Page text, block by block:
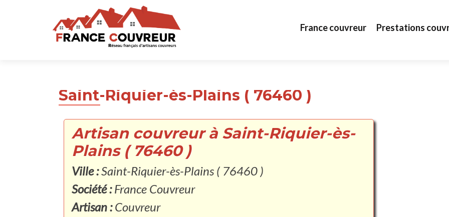
France couvreur Prestations
Saint-Riquier-ès-Plains ( 76460 )
Artisan couvreur à Saint-Riquier-ès-
Plains ( 76460 )
Ville :Saint-Riquier-ès-Plains ( 76460 )
Société :France Couvreur
Artisan :Couvreur